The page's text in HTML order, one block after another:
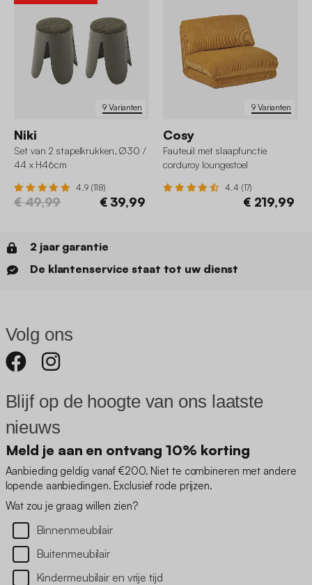
9 Varianten
Niki
Set van 2 stapelkrukken, Ø30 /
44 x H46cm
4.9 (118)
€ 49,99 € 39,99
9 Varianten
Cosy
Fauteuil met slaapfunctie
corduroy loungestoel
4.4 (17)
€ 219,99
2 jaar garantie
De klantenservice staat tot uw dienst
Volg ons
Blijf op de hoogte van ons laatste
nieuws
Meld je aan en ontvang 10% korting
Aanbieding geldig vanaf €200. Niet te combineren met andere
lopende aanbiedingen. Exclusief rode prijzen.
Wat zou je graag willen zien?
Binnenmeubilair
Buitenmeubilair
Kindermeubilair en vrije tijd